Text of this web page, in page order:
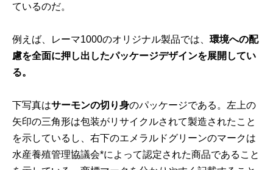
ているのだ。
例えば、レーマ1000のオリジナル製品では、環境への配
慮を全面に押し出したパッケージデザインを展開してい
る。
下写真はサーモンの切り身のパッケージである。左上の
矢印の三角形は包装がリサイクルされて製造されたこと
を示しているし、右下のエメラルドグリーンのマークは
水産養殖管理協議会*によって認定された商品であること